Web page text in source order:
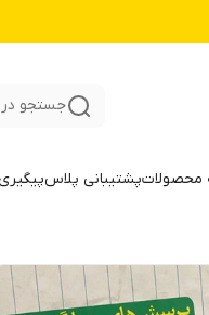
جستجو
محصولاتپشتیبانی پلاس